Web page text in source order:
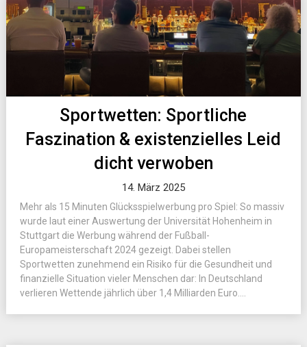
Sportwetten: Sportliche
Faszination & existenzielles Leid
dicht verwoben
14. März 2025
Mehr als 15 Minuten Glücksspielwerbung pro Spiel: So massiv
wurde laut einer Auswertung der Universität Hohenheim in
Stuttgart die Werbung während der Fußball-
Europameisterschaft 2024 gezeigt. Dabei stellen
Sportwetten zunehmend ein Risiko für die Gesundheit und
finanzielle Situation vieler Menschen dar: In Deutschland
verlieren Wettende jährlich über 1,4 Milliarden Euro....